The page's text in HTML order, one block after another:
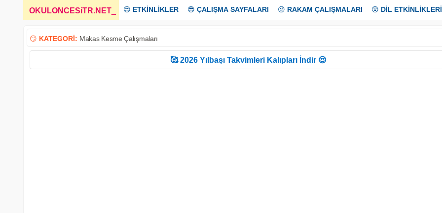
OKULONCESiTR.NET 😍 ETKİNLİKLER 😎 ÇALIŞMA SAYFALARI 😜 RAKAM ÇALIŞMALARI 😲 DİL ETKİNLİKLERİ
😏 KATEGORİ: Makas Kesme Çalışmaları
🥰 2026 Yılbaşı Takvimleri Kalıpları İndir 😍